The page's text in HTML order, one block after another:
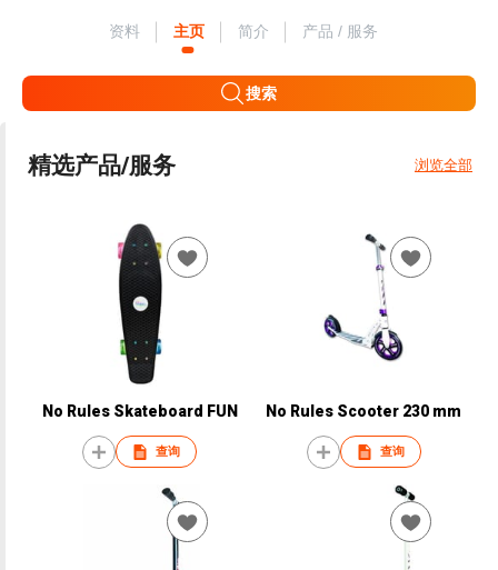
资料 主页 简介 产品 / 服务
搜索
精选产品/服务 浏览全部
No Rules Skateboard FUN
查询
No Rules Scooter 230 mm
查询